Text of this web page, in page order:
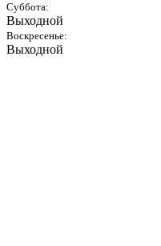
Суббота:
Выходной
Воскресенье:
Выходной